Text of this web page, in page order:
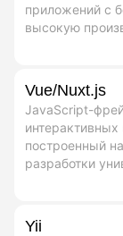
приложений с
высокую
Vue/Nuxt.js
JavaScript-
построенный
разработки
Yii